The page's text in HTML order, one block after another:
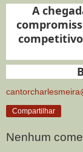
A
Compartilhar
Nenhum